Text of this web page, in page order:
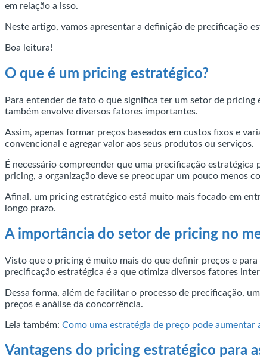
em relação a isso.
Neste artigo, vamos apresentar a definição de precificação
Boa leitura!
O que é um pricing estratégico?
Para entender de fato o que significa ter um setor de
também envolve diversos fatores importantes.
Assim, apenas formar preços baseados em custos fixos e
convencional e agregar valor aos seus produtos ou serviços.
É necessário compreender que uma precificação
pricing, a organização deve se preocupar um pouco menos
Afinal, um pricing estratégico está muito mais focado em
longo prazo.
A importância do setor de pricing no
Visto que o pricing é muito mais do que definir preços e
precificação estratégica é a que otimiza diversos fatores
Dessa forma, além de facilitar o processo de precificação,
preços e análise da concorrência.
Leia também: Como uma estratégia de preço pode aumentar
Vantagens do pricing estratégico para